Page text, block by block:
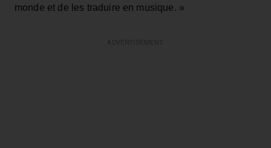
monde et de les traduire en musique. »